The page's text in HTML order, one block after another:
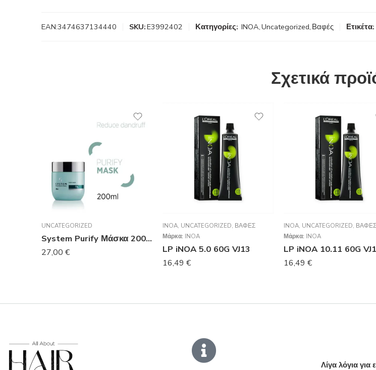
EAN:3474637134440 SKU:E3992402 Κατηγορίες: INOA,Uncategorized, Βαφές Ετικέτα:
Σχετικά
UNCATEGORIZED
System Purify Μάσκα 200ml
27,00 €
INOA, UNCATEGORIZED, ΒΑΦΈΣ
Μάρκα: INOA
LP iNOA 5.0 60G VJ13
16,49 €
INOA, UNCATEGORIZED, ΒΑΦΈΣ
Μάρκα: INOA
LP iNOA 10.11 60G
16,49 €
Λίγα λόγια για